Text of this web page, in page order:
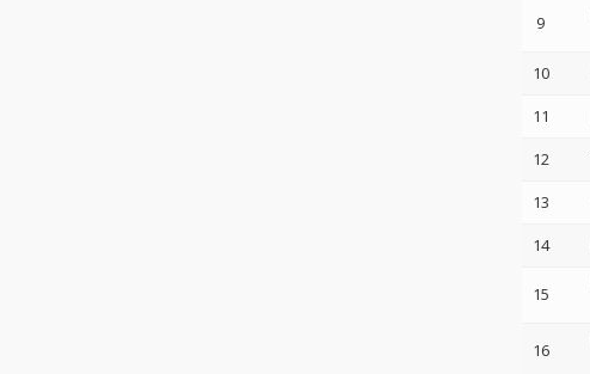
9
10
11
12
13
14
15
16